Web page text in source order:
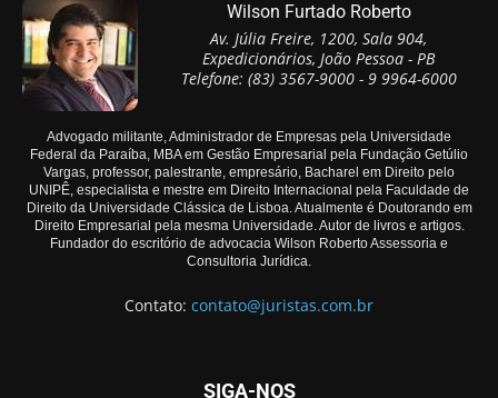
Wilson Furtado Roberto
Av. Júlia Freire, 1200, Sala 904,
Expedicionários, João Pessoa - PB
Telefone: (83) 3567-9000 - 9 9964-6000
Advogado militante, Administrador de Empresas pela Universidade
Federal da Paraíba, MBA em Gestão Empresarial pela Fundação Getúlio
Vargas, professor, palestrante, empresário, Bacharel em Direito pelo
UNIPÊ, especialista e mestre em Direito Internacional pela Faculdade de
Direito da Universidade Clássica de Lisboa. Atualmente é Doutorando em
Direito Empresarial pela mesma Universidade. Autor de livros e artigos.
Fundador do escritório de advocacia Wilson Roberto Assessoria e
Consultoria Jurídica.
Contato: contato@juristas.com.br
SIGA-NOS